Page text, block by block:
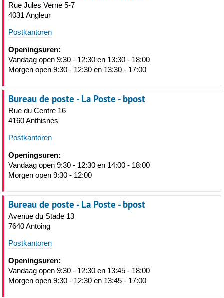
Rue Jules Verne 5-7
4031 Angleur
Postkantoren
Openingsuren:
Vandaag open 9:30 - 12:30 en 13:30 - 18:00
Morgen open 9:30 - 12:30 en 13:30 - 17:00
Bureau de poste - La Poste - bpost
Rue du Centre 16
4160 Anthisnes
Postkantoren
Openingsuren:
Vandaag open 9:30 - 12:30 en 14:00 - 18:00
Morgen open 9:30 - 12:00
Bureau de poste - La Poste - bpost
Avenue du Stade 13
7640 Antoing
Postkantoren
Openingsuren:
Vandaag open 9:30 - 12:30 en 13:45 - 18:00
Morgen open 9:30 - 12:30 en 13:45 - 17:00